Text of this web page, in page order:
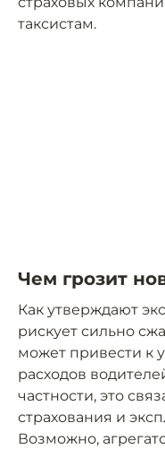
таксистам.
Чем грозит
Как утверждают
рискует сильно
может привести к
расходов
частности, это
страхования и
Возможно,